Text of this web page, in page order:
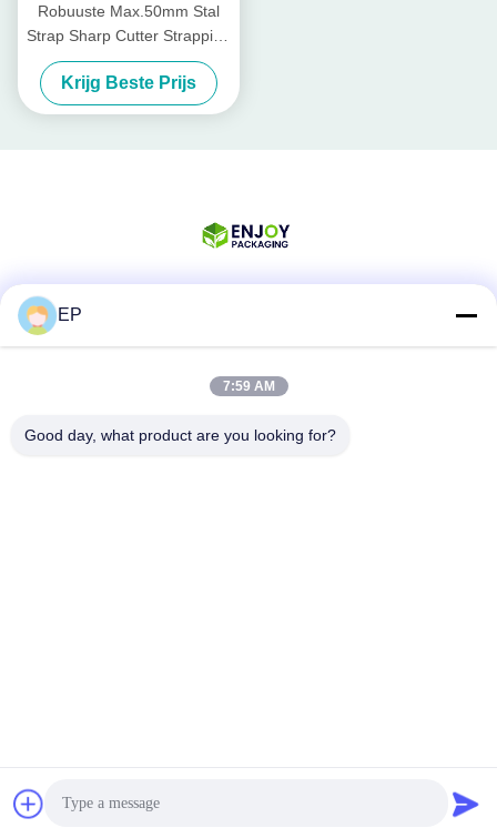
Robuuste Max.50mm Stal
Strap Sharp Cutter Strapping
Tool
Krijg Beste Prijs
Snel contact
Leverancier. Copyright © 2024-2026 Wenzhou Enjoy Packaging
Material Co.,Ltd . Alle rechten voorbehoudena.
EP
7:59 AM
Good day, what product are you looking for?